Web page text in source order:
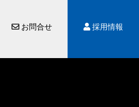
お問合せ 採用情報